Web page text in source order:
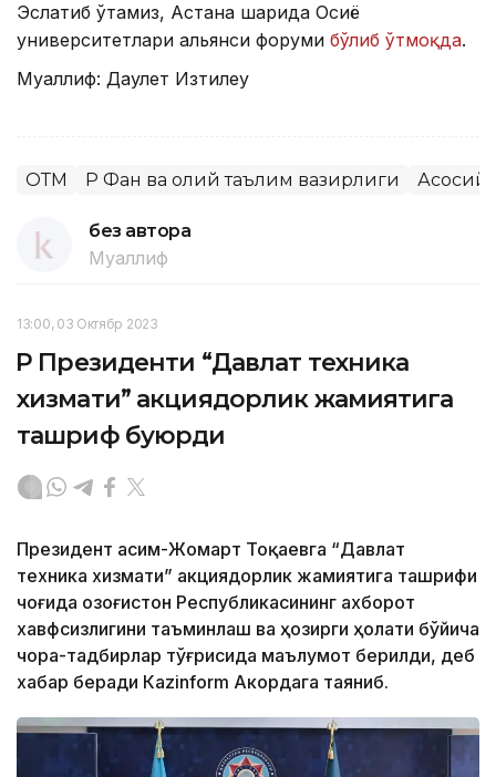
Эслатиб ўтамиз, Астана шаҳрида Осиё
университетлари альянси форуми бўлиб ўтмоқда.
Муаллиф: Даулет Изтилеу
ОТМ ҚР Фан ва олий таълим вазирлиги Асосий
без автора
Муаллиф
13:00, 03 Октябр 2023
ҚР Президенти “Давлат техника
хизмати” акциядорлик жамиятига
ташриф буюрди
Президент Қасим-Жомарт Тоқаевга “Давлат
техника хизмати” акциядорлик жамиятига ташрифи
чоғида Қозоғистон Республикасининг ахборот
хавфсизлигини таъминлаш ва ҳозирги ҳолати бўйича
чора-тадбирлар тўғрисида маълумот берилди, деб
хабар беради Каzinform Акордага таяниб.